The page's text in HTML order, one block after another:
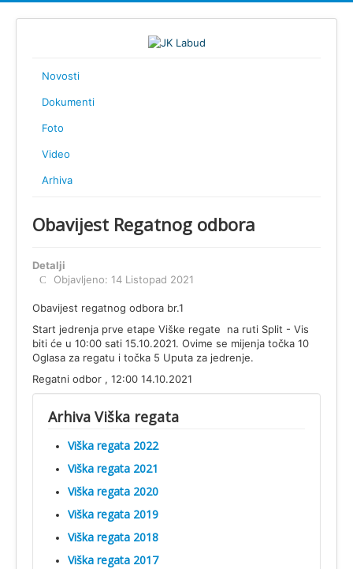
Novosti
Dokumenti
Foto
Video
Arhiva
Obavijest Regatnog odbora
Detalji
Objavljeno: 14 Listopad 2021
Obavijest regatnog odbora br.1
Start jedrenja prve etape Viške regate na ruti Split - Vis
biti će u 10:00 sati 15.10.2021. Ovime se mijenja točka 10
Oglasa za regatu i točka 5 Uputa za jedrenje.
Regatni odbor , 12:00 14.10.2021
Arhiva Viška regata
Viška regata 2022
Viška regata 2021
Viška regata 2020
Viška regata 2019
Viška regata 2018
Viška regata 2017